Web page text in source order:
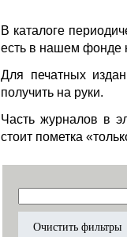
В каталоге
есть в нашем фонде
Для печатных
получить на руки.
Часть журналов в
стоит пометка